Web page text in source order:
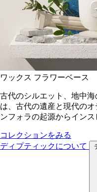
ワックス フラワーベース
古代のシルエット、地中
は、古代の遺産と現代の
ンフォラの起源からイン
コレクションをみる
ディプティックについて